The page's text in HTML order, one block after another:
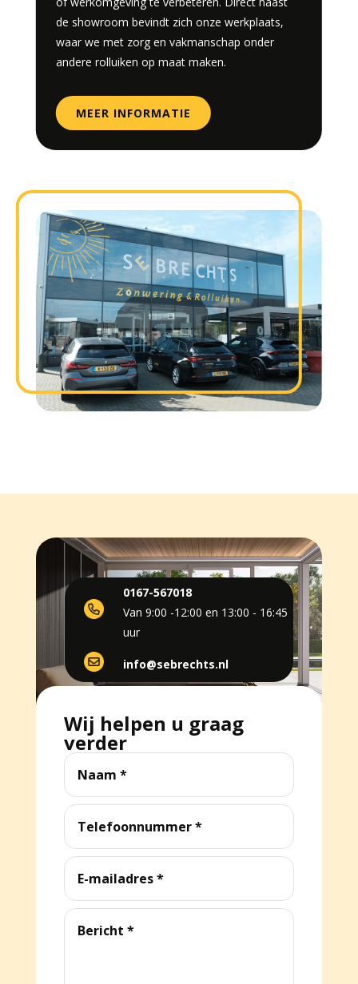
de showroom bevindt zich onze werkplaats,
waar we met zorg en vakmanschap onder
andere rolluiken op maat maken.
MEER INFORMATIE
0167-567018
Van 9:00 -12:00 en 13:00 - 16:45
uur
info@sebrechts.nl
Wij helpen u graag
verder